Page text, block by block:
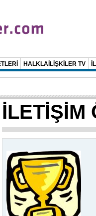
HALKLAİLİŞKİLER TV
İLETİŞİM